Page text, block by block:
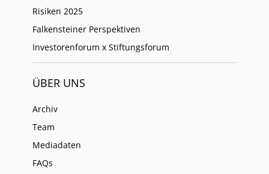
Risiken 2025
Falkensteiner Perspektiven
Investorenforum x Stiftungsforum
ÜBER UNS
Archiv
Team
Mediadaten
FAQs